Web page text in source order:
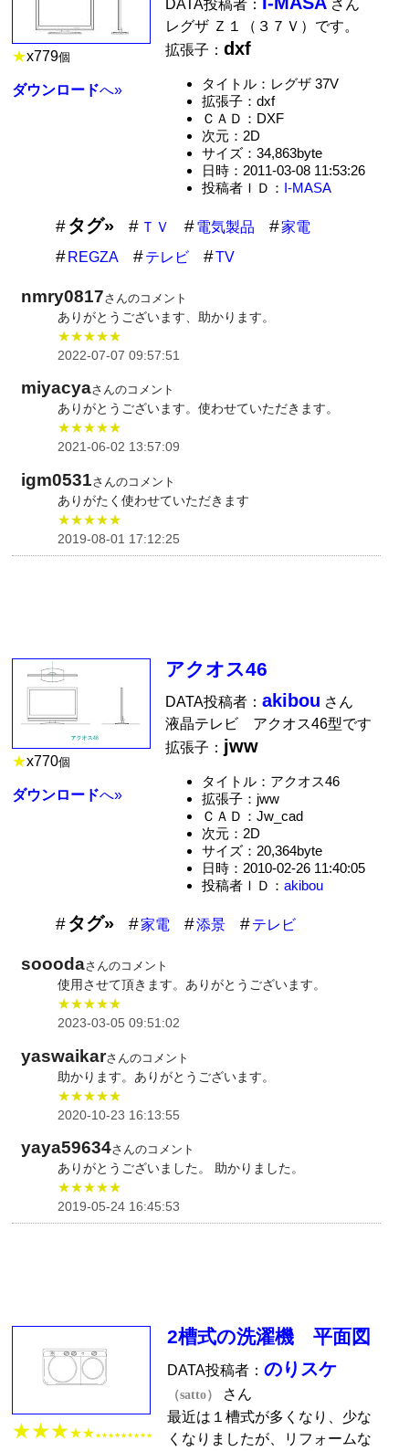
★x779個
ダウンロードへ»
DATA投稿者：
さん
レグザ Ｚ１（３７Ｖ）です。
拡張子：dxf
タイトル：レグザ 37V
拡張子：dxf
ＣＡＤ：DXF
次元：2D
サイズ：34,863byte
日時：2011-03-08 11:53:26
投稿者ＩＤ： I-MASA
タグ» ＴＶ 電気製品
家電
REGZA
テレビ TV
nmry0817さんのコメント
ありがとうございます、助かります。
★★★★★
2022-07-07 09:57:51
miyacyaさんのコメント
ありがとうございます。使わせていただきます。
★★★★★
2021-06-02 13:57:09
igm0531さんのコメント
ありがたく使わせていただきます
★★★★★
2019-08-01 17:12:25
★x770個
ダウンロードへ»
アクオス46
DATA投稿者：akibou さん
液晶テレビ アクオス46型です
拡張子： jww
タイトル：アクオス46
拡張子：jww
ＣＡＤ：Jw_cad
次元：2D
サイズ：20,364byte
日時：2010-02-26 11:40:05
投稿者ＩＤ： akibou
タグ» 家電 添景 テレビ
sooodaさんのコメント
使用させて頂きます。ありがとうございます。
★★★★★
2023-03-05 09:51:02
yaswaikarさんのコメント
助かります。ありがとうございます。
★★★★★
2020-10-23 16:13:55
yaya59634さんのコメント
ありがとうございました。 助かりました。
★★★★★
2019-05-24 16:45:53
★★★★★ ★★★★★★★★★
2槽式の洗濯機 平面図
DATA投稿者：のりスケ
（satto）
さん
最近は１槽式が多くなり、少な
くなりましたが、リフォームな